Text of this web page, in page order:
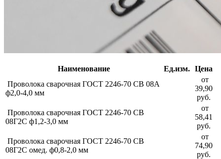
Наименование Ед.изм. Цена
Проволока сварочная ГОСТ 2246-70 СВ 08А
ф2,0-4,0 мм
от
39,90
руб.
Проволока сварочная ГОСТ 2246-70 СВ
08Г2С ф1,2-3,0 мм
от
58,41
руб.
Проволока сварочная ГОСТ 2246-70 СВ
08Г2С омед. ф0,8-2,0 мм
от
74,90
руб.